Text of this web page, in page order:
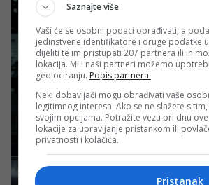
Saznajte više
Vaši će se osobni podaci obrađivati, a
jedinstvene identifikatore i druge podatke
dijeliti te im pristupati 207 partnera ili ih
lokacija. Mi i naši partneri možemo
geolociranju. Popis partnera.
Neki dobavljači mogu obrađivati vaše
legitimnog interesa. Ako se ne slažete s
svojim opcijama. Potražite vezu pri dnu
lokacije za upravljanje pristankom ili
privatnosti i kolačića.
Pristanak